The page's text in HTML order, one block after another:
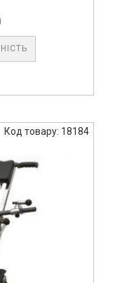
Код товару: 18184